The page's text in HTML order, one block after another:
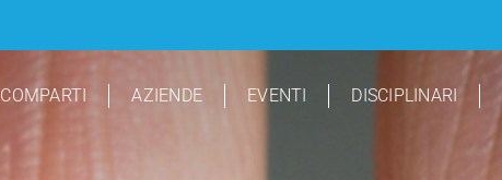
COMPARTI AZIENDE EVENTI DISCIPLINARI